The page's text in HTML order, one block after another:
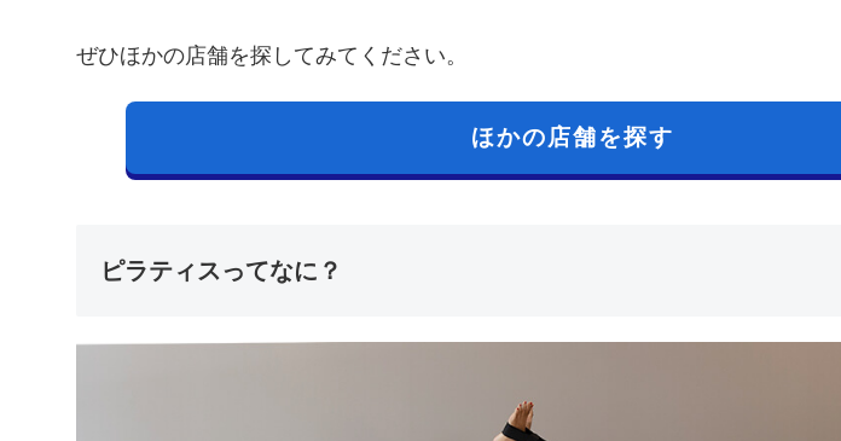
ぜひほかの店舗を探してみてください。
ほかの店舗を探す
ピラティスってなに？